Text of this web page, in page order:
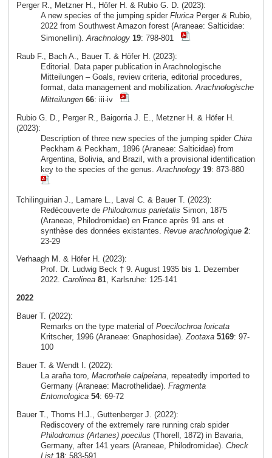
Perger R., Metzner H., Höfer H. & Rubio G. D. (2023):
A new species of the jumping spider FluricaPerger & Rubio,
2022 from Southwest Amazon forest (Araneae: Salticidae:
Simonellini).Arachnology 19: 798-801
Raub F., Bach A., Bauer T. & Höfer H. (2023):
Editorial. Data paper publication in Arachnologische
Mitteilungen – Goals, review criteria, editorial procedures,
format, data management and mobilization.Arachnologische
Mitteilungen 66: iii-iv
Rubio G. D., Perger R., Baigorria J. E., Metzner H. & Höfer H.
(2023):
Description of three new species of the jumping spider Chira
Peckham & Peckham, 1896 (Araneae: Salticidae) from
Argentina, Bolivia, and Brazil, with a provisional identification
key to the species of the genus. Arachnology 19: 873-880
Tchilinguirian J., Lamare L., Laval C. & Bauer T. (2023):
Redécouverte de Philodromus parietalis Simon, 1875
(Araneae, Philodromidae) en France après 91 ans et
synthèse des données existantes. Revue arachnologique 2:
23-29
Verhaagh M. & Höfer H. (2023):
Prof. Dr. Ludwig Beck † 9. August 1935 bis 1. Dezember
2022. Carolinea 81, Karlsruhe: 125-141
2022
Bauer T. (2022):
Remarks on the type material of Poecilochroa loricata
Kritscher, 1996 (Araneae: Gnaphosidae).Zootaxa 5169: 97-
100
Bauer T. & Wendt I. (2022):
La araña toro, Macrothele calpeiana, repeatedly imported to
Germany (Araneae: Macrothelidae). Fragmenta
Entomologica 54: 69-72
Bauer T., Thorns H.J., Guttenberger J. (2022):
Rediscovery of the extremely rare running crab spider
Philodromus (Artanes) poecilus (Thorell, 1872) in Bavaria,
Germany, after 141 years (Araneae, Philodromidae). Check
List 18: 583-591